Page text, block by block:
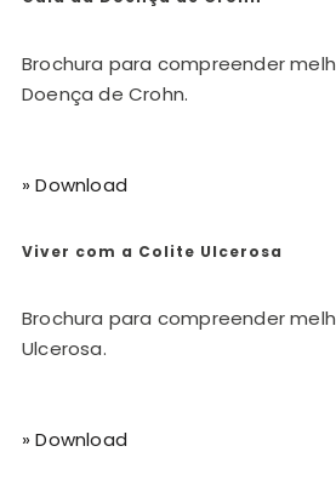
Brochura para compreender
Doença de Crohn.
» Download
Viver com a Colite Ulcerosa
Brochura para compreender
Ulcerosa.
» Download